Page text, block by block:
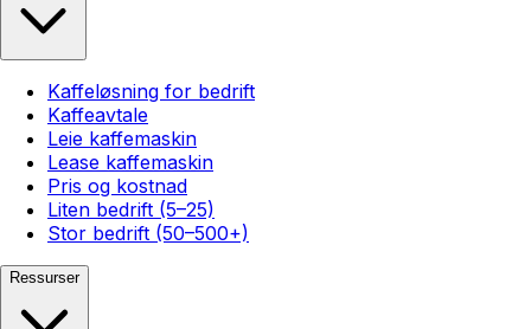
Kaffeløsning for bedrift
Kaffeavtale
Leie kaffemaskin
Lease kaffemaskin
Pris og kostnad
Liten bedrift (5–25)
Stor bedrift (50–500+)
Ressurser